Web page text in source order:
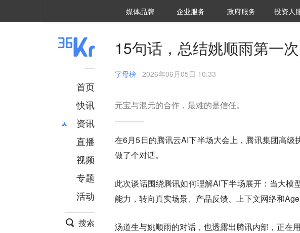
媒体品牌 36Kr研究院
企业服务 城市之窗
政府服务 VClub投资
投资机构职
投资人
首页
快讯
资讯
推荐
财经
项目推荐
安徽
直播
视频
专题
活动
搜索
15句话，总结姚顺雨第一
字母榜 · 2026年06月05日 10:33
元宝与混元的合作，最难的是信任。
在6月5日的腾讯云AI下半场大会上，腾讯集团高
做了个对话。
此次谈话围绕腾讯如何理解AI下半场展开：当大
能力，转向真实场景、产品反馈、上下文网络和
汤道生与姚顺雨的对话，也透露出腾讯内部，正在